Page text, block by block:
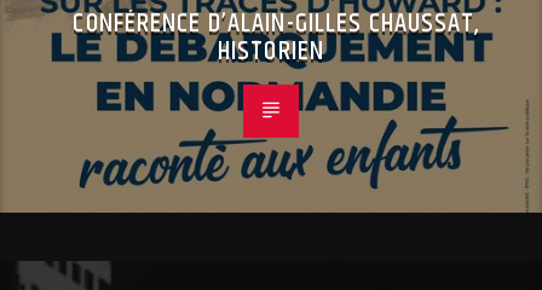
CONFÉRENCE D’ALAIN-GILLES CHAUSSAT,
HISTORIEN